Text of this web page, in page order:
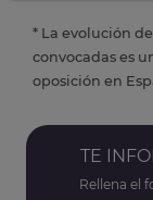
* La evolución
convocadas es
oposición en
TE
Rellena el